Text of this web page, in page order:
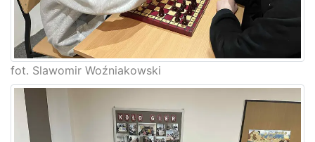
fot. Slawomir Woźniakowski